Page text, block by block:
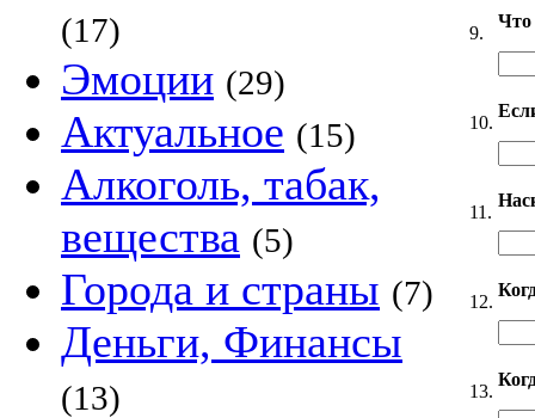
(17)
Эмоции (29)
Актуальное (15)
Алкоголь, табак,
вещества (5)
Города и страны (7)
Деньги, Финансы
(13)
9.
Что
10.
11.
12.
13.